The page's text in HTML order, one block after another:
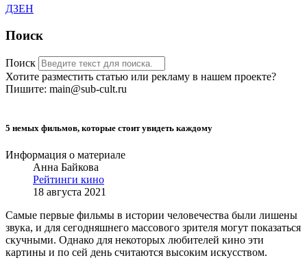
ДЗЕН
Поиск
Поиск
Хотите разместить статью или рекламу в нашем проекте?
Пишите: main@sub-cult.ru
5 немых фильмов, которые стоит увидеть каждому
Информация о материале
Анна Байкова
Рейтинги кино
18 августа 2021
Самые первые фильмы в истории человечества были лишены
звука, и для сегодняшнего массового зрителя могут показаться
скучными. Однако для некоторых любителей кино эти
картины и по сей день считаются высоким искусством.